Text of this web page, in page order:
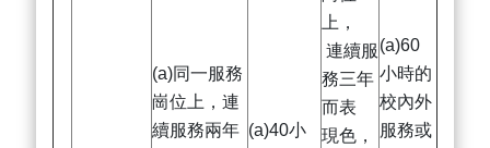
(a)同一服務
崗位上，連
續服務兩年 (a)40小
上，
連續服
務三年
而表
現色，
(a)60
小時的
校內外
服務或